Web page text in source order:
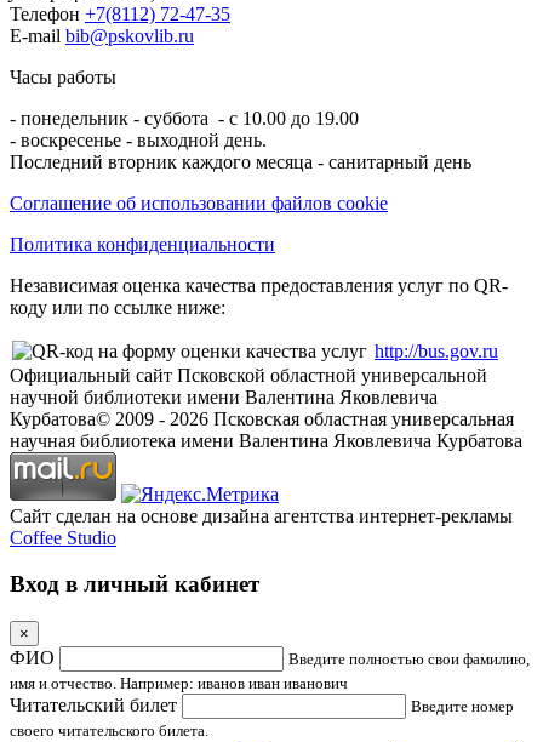
Телефон +7(8112) 72-47-35
E-mail bib@pskovlib.ru
Часы работы
- понедельник - суббота - с 10.00 до 19.00
- воскресенье - выходной день.
Последний вторник каждого месяца - санитарный день
Соглашение об использовании файлов cookie
Политика конфиденциальности
Независимая оценка качества предоставления услуг по QR-
коду или по ссылке ниже:
http://bus.gov.ru
Официальный сайт Псковской областной универсальной
научной библиотеки имени Валентина Яковлевича
Курбатова© 2009 - 2026 Псковская областная универсальная
научная библиотека имени Валентина Яковлевича Курбатова
Сайт сделан на основе дизайна агентства интернет-рекламы
Coffee Studio
Вход в личный кабинет
×
ФИО
Введите полностью свои фамилию,
имя и отчество. Например: иванов иван иванович
Читательский билет
Введите номер
своего читательского билета.